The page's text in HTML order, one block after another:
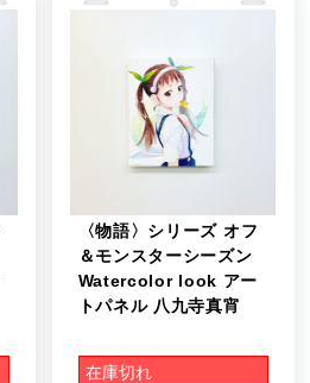
〈物語〉シリーズ オフ
＆モンスターシーズン
Watercolor look アー
トパネル 八九寺真宵
在庫切れ